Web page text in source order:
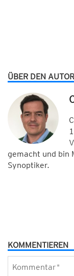
ÜBER DEN AUTOR
gemacht und bin
Synoptiker.
KOMMENTIEREN